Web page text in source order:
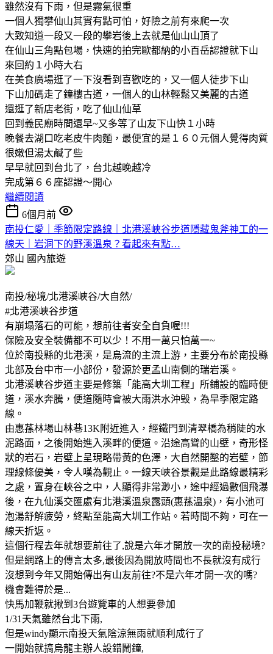
雖然沒有下雨，但是霧氣很重
一個人獨攀仙山其實有點可怕，好險之前有來爬一次
大致知道一段又一段的攀岩後上去就是仙山山頂了
在仙山三角點包場，快速的拍完歐都納的小百岳認證就下山
來回約１小時大右
在美食廣場逛了一下沒看到喜歡吃的，又一個人徒步下山
下山加碼走了鐘樓古道，一個人的山林輕鬆又美麗的古道
還逛了新店老街，吃了仙山仙草
回到義民廟時間還早~又多等了山友下山快１小時
晚餐去湖口吃老皮牛肉麵，最便宜的是１６０元個人覺得肉質
很嫩但湯太鹹了些
早早就回到台北了，台北越晚越冷
完成第６６座認證～開心
繼續閱讀
6個月前
南投仁愛｜季節限定路線｜北港溪峽谷步道隱藏鬼斧神工的一
線天｜岩洞下的野溪溫泉？看起來有點…
郊山 國內旅遊
南投/秘境/北港溪峽谷/大自然/
#北港溪峽谷步道
有崩塌落石的可能，想前往者安全自負喔!!!
保險及安全裝備都不可以少！不用一萬只怕萬一~
位於南投縣的北港溪，是烏流的主流上游，主要分布於南投縣
北部及台中市一小部份，發源於更孟山南側的瑞岩溪。
北港溪峽谷步道主要是修築「能高大圳工程」所鋪設的臨時便
道，溪水奔騰，便道隨時會被大雨洪水沖毁，為旱季限定路
線。
由惠蓀林場山林巷13K附近進入，經鐵門到清翠橋為稍陡的水
泥路面，之後開始進入溪畔的便道。沿途高聳的山壁，奇形怪
狀的岩石，岩壁上呈現略帶黃的色澤，大自然開鑿的岩壁，節
理線條優美，令人嘆為觀止。一線天峽谷景觀是此路線最精彩
之處，置身在峽谷之中，人顯得非常渺小，途中經過數個飛瀑
後，在九仙溪交匯處有北港溪溫泉露頭(惠蓀溫泉)，有小池可
泡湯舒解疲勞，終點至能高大圳工作站。若時間不夠，可在一
線天折返。
這個行程去年就想要前往了,說是六年才開放一次的南投秘境?
但是網路上的傳言太多,最後因為開放時間也不長就沒有成行
沒想到今年又開始傳出有山友前往?不是六年才開一次的嗎?
機會難得於是...
快馬加鞭就揪到3台遊覽車的人想要參加
1/31天氣雖然台北下雨,
但是windy顯示南投天氣陰涼無雨就順利成行了
一開始就搞烏龍主辦人設錯鬧鐘,